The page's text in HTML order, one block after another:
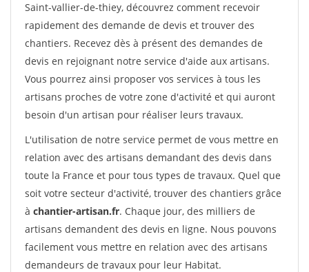
Saint-vallier-de-thiey, découvrez comment recevoir
rapidement des demande de devis et trouver des
chantiers. Recevez dès à présent des demandes de
devis en rejoignant notre service d'aide aux artisans.
Vous pourrez ainsi proposer vos services à tous les
artisans proches de votre zone d'activité et qui auront
besoin d'un artisan pour réaliser leurs travaux.
L'utilisation de notre service permet de vous mettre en
relation avec des artisans demandant des devis dans
toute la France et pour tous types de travaux. Quel que
soit votre secteur d'activité, trouver des chantiers grâce
à chantier-artisan.fr. Chaque jour, des milliers de
artisans demandent des devis en ligne. Nous pouvons
facilement vous mettre en relation avec des artisans
demandeurs de travaux pour leur Habitat.